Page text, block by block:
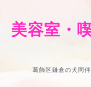
美容室・
葛飾区鎌倉の犬同